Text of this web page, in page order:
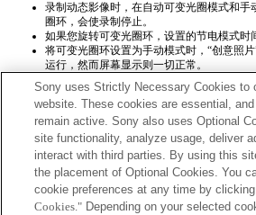
录制动态影像时，在自动可变光圈模式和手
圈环，会使录制停止。
如果您旋转可变光圈环，设置的节电模式时
将可变光圈环设置为手动模式时，“创意照
运行，然而屏幕显示则一切正常。
如果将可变光圈环设置为手动可变光圈模式
储设置时，无法正确存储光圈值。
Terms of Use Contact Us
Sony uses Strictly Necessary Cookies to
website. These cookies are essential,
remain active. Sony also uses Optional
site functionality, analyze usage, deliver
interact with third parties. By using this
the placement of Optional Cookies. You
cookie preferences at any time by clicking
Cookies." Depending on your selected